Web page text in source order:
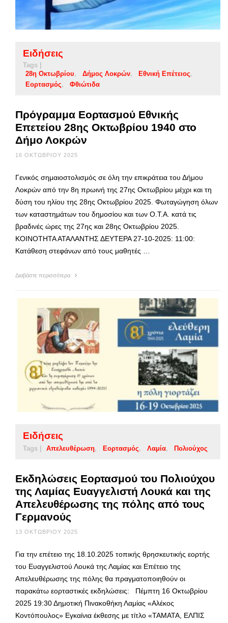
Ειδήσεις
Tags |
28η Οκτωβρίου
Δήμος Λοκρών
Εθνική Επέτειος
Εορτασμός
Φθιώτιδα
Πρόγραμμα Εορτασμού Εθνικής
Επετείου 28ης Οκτωβρίου 1940 στο
Δήμο Λοκρών
16 ΟΚΤΩΒΡΊΟΥ 2025
Γενικός σημαιοστολισμός σε όλη την επικράτεια του Δήμου
Λοκρών από την 8η πρωινή της 27ης Οκτωβρίου μέχρι και τη
δύση του ηλίου της 28ης Οκτωβρίου 2025. Φωταγώγηση όλων
των καταστημάτων του δημοσίου και των Ο.Τ.Α. κατά τις
βραδινές ώρες της 27ης και 28ης Οκτωβρίου 2025.
ΚΟΙΝΟΤΗΤΑ ΑΤΑΛΑΝΤΗΣ ΔΕΥΤΕΡΑ 27-10-2025: 11:00:
Κατάθεση στεφάνων από τους μαθητές …
Διαβάστε περισσότερα
Ειδήσεις
Tags | Απελευθέρωση Εορτασμός Λαμία Πολιούχος
Εκδηλώσεις Εορτασμού του Πολιούχου
της Λαμίας Ευαγγελιστή Λουκά και της
Απελευθέρωσης της πόλης από τους
Γερμανούς
13 ΟΚΤΩΒΡΊΟΥ 2025
Για την επέτειο της 18.10.2025 τοπικής θρησκευτικής εορτής
του Ευαγγελιστού Λουκά της Λαμίας και Επέτειο της
Απελευθέρωσης της πόλης θα πραγματοποιηθούν οι
παρακάτω εορταστικές εκδηλώσεις: Πέμπτη 16 Οκτωβρίου
2025 19:30 Δημοτική Πινακοθήκη Λαμίας «Αλέκος
Κοντόπουλος» Εγκαίνια έκθεσης με τίτλο «ΤΑΜΑΤΑ, ΕΛΠΙΣ